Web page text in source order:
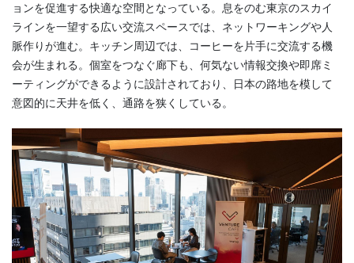
ョンを促進する快適な空間となっている。息をのむ東京のスカイ
ラインを一望する広い交流スペースでは、ネットワーキングや人
脈作りが進む。キッチン周辺では、コーヒーを片手に交流する機
会が生まれる。個室をつなぐ廊下も、何気ない情報交換や即席ミ
ーティングができるように設計されており、日本の路地を模して
意図的に天井を低く、通路を狭くしている。